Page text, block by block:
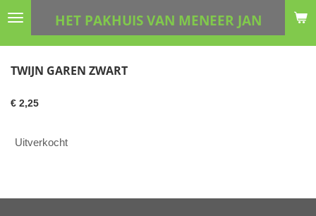
Ga
hoofdinhoud
HET PAKHUIS VAN MENEER JAN
TWIJN GAREN ZWART
€ 2,25
Uitverkocht